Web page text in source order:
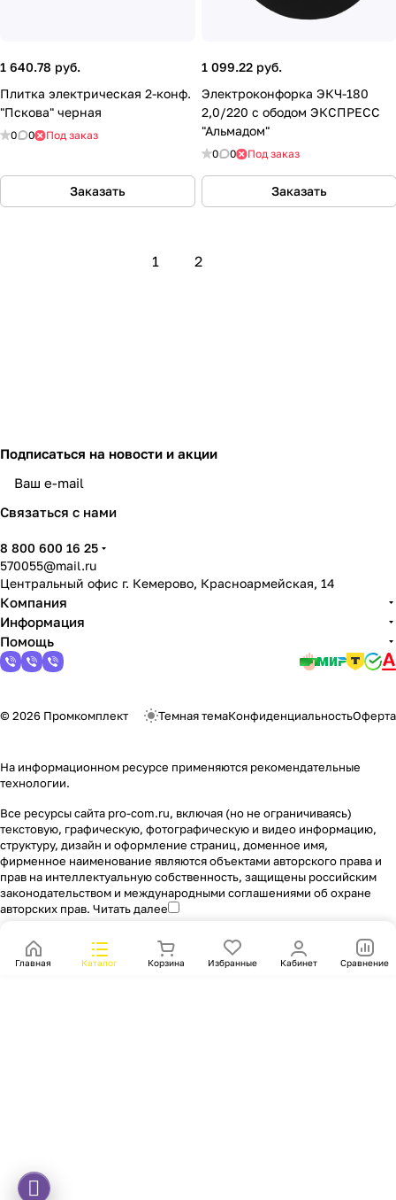
1 640.78 руб.
Плитка электрическая 2-конф.
"Пскова" черная
0 0 Под заказ
Заказать
1 099.22 руб.
Электроконфорка ЭКЧ-180
2,0/220 с ободом ЭКСПРЕСС
"Альмадом"
0 0 Под заказ
Заказать
1 2
Подписаться на новости и акции
Связаться с нами
8 800 600 16 25
570055@mail.ru
Центральный офис г. Кемерово, Красноармейская, 14
Компания
Информация
Помощь
© 2026 Промкомплект Темная темаКонфиденциальностьОферта
На информационном ресурсе применяются рекомендательные
технологии.
Все ресурсы сайта pro-com.ru, включая (но не ограничиваясь)
текстовую, графическую, фотографическую и видео информацию,
структуру, дизайн и оформление страниц, доменное имя,
фирменное наименование являются объектами авторского права и
прав на интеллектуальную собственность, защищены российским
законодательством и международными соглашениями об охране
авторских прав. Читать далее
Главная Каталог Корзина Избранные Кабинет Сравнение